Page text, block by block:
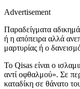
Advertisement
Παραδείγματα
ή η απόπειρα αλλά
μαρτυρίας ή ο
Το Qisas είναι ο
αντί οφθαλμού». Σε
καταδίκη σε θάνατο